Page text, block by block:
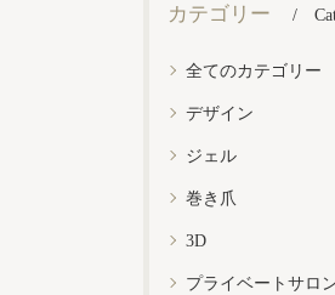
カテゴリー
全てのカテゴリー
デザイン
ジェル
巻き爪
3D
プライベートサロ